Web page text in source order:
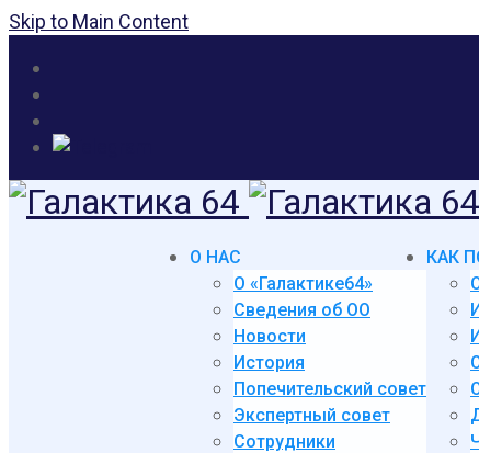
Skip to Main Content
О НАС
О «Галактике64»
Сведения об ОО
Новости
История
Попечительский совет
Экспертный совет
Сотрудники
КАК